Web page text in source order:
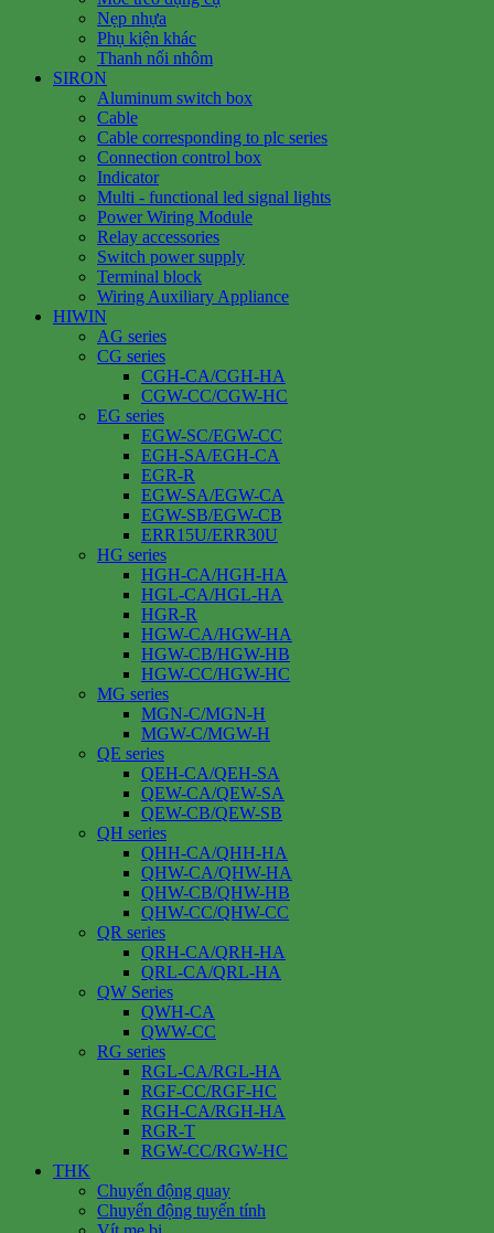
Nẹp nhựa
Phụ kiện khác
Thanh nối nhôm
SIRON
Aluminum switch box
Cable
Cable corresponding to plc series
Connection control box
Indicator
Multi - functional led signal lights
Power Wiring Module
Relay accessories
Switch power supply
Terminal block
Wiring Auxiliary Appliance
HIWIN
AG series
CG series
CGH-CA/CGH-HA
CGW-CC/CGW-HC
EG series
EGW-SC/EGW-CC
EGH-SA/EGH-CA
EGR-R
EGW-SA/EGW-CA
EGW-SB/EGW-CB
ERR15U/ERR30U
HG series
HGH-CA/HGH-HA
HGL-CA/HGL-HA
HGR-R
HGW-CA/HGW-HA
HGW-CB/HGW-HB
HGW-CC/HGW-HC
MG series
MGN-C/MGN-H
MGW-C/MGW-H
QE series
QEH-CA/QEH-SA
QEW-CA/QEW-SA
QEW-CB/QEW-SB
QH series
QHH-CA/QHH-HA
QHW-CA/QHW-HA
QHW-CB/QHW-HB
QHW-CC/QHW-CC
QR series
QRH-CA/QRH-HA
QRL-CA/QRL-HA
QW Series
QWH-CA
QWW-CC
RG series
RGL-CA/RGL-HA
RGF-CC/RGF-HC
RGH-CA/RGH-HA
RGR-T
RGW-CC/RGW-HC
THK
Chuyển động quay
Chuyển động tuyến tính